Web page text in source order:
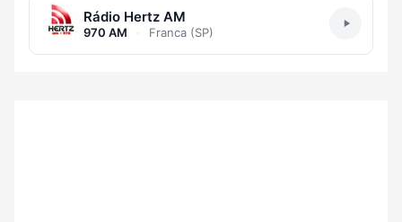
Rádio Hertz AM
970 AM · Franca (SP)